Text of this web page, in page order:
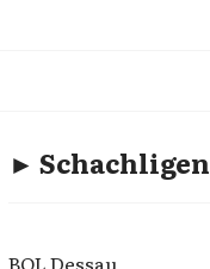
► Schachligen
BOL Dessau